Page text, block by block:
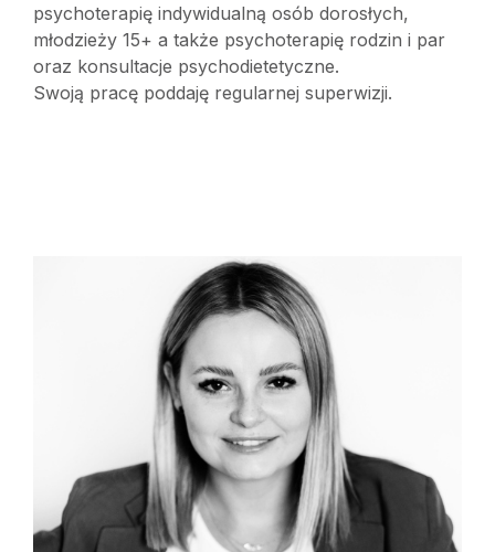
psychoterapię indywidualną osób dorosłych,
młodzieży 15+ a także psychoterapię rodzin i par
oraz konsultacje psychodietetyczne.
Swoją pracę poddaję regularnej superwizji.